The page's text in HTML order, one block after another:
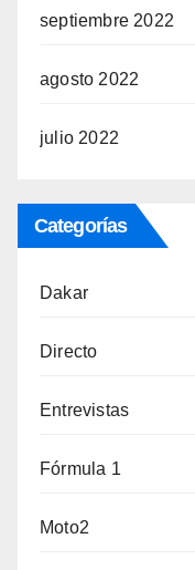
septiembre 2022
agosto 2022
julio 2022
Categorías
Dakar
Directo
Entrevistas
Fórmula 1
Moto2